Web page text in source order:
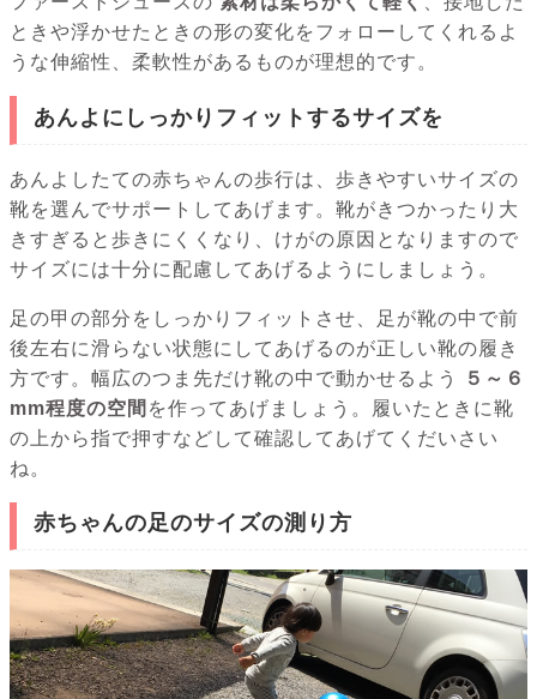
ときや浮かせたときの形の変化をフォローしてくれるよ
うな伸縮性、柔軟性があるものが理想的です。
あんよにしっかりフィットするサイズを
あんよしたての赤ちゃんの歩行は、歩きやすいサイズの
靴を選んでサポートしてあげます。靴がきつかったり大
きすぎると歩きにくくなり、けがの原因となりますので
サイズには十分に配慮してあげるようにしましょう。
足の甲の部分をしっかりフィットさせ、足が靴の中で前
後左右に滑らない状態にしてあげるのが正しい靴の履き
方です。幅広のつま先だけ靴の中で動かせるよう
５～６
mm程度の空間 を作ってあげましょう。履いたときに靴
の上から指で押すなどして確認してあげてくだいさい
ね。
赤ちゃんの足のサイズの測り方